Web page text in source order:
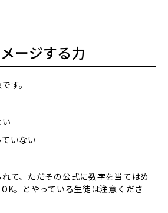
ージする力
す。
いない
て、ただその公式に数字を当てはめ
。とやっている生徒は注意くださ